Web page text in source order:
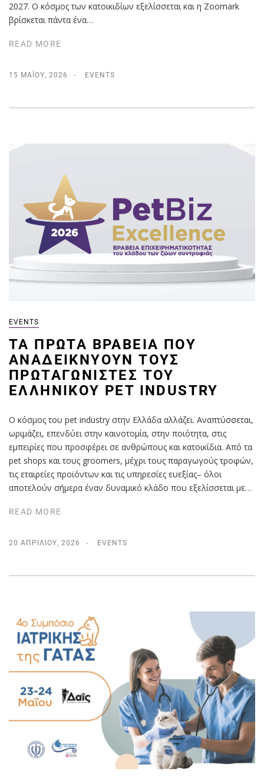
2027. Ο κόσμος των κατοικιδίων εξελίσσεται και η Zoomark
βρίσκεται πάντα ένα…
READ MORE
15 ΜΑΪ́ΟΥ, 2026 EVENTS
EVENTS
ΤΑ ΠΡΏΤΑ ΒΡΑΒΕΊΑ ΠΟΥ
ΑΝΑΔΕΙΚΝΎΟΥΝ ΤΟΥΣ
ΠΡΩΤΑΓΩΝΙΣΤΈΣ ΤΟΥ
ΕΛΛΗΝΙΚΟΎ PET INDUSTRY
Ο κόσμος του pet industry στην Ελλάδα αλλάζει. Αναπτύσσεται,
ωριμάζει, επενδύει στην καινοτομία, στην ποιότητα, στις
εμπειρίες που προσφέρει σε ανθρώπους και κατοικίδια. Από τα
pet shops και τους groomers, μέχρι τους παραγωγούς τροφών,
τις εταιρείες προϊόντων και τις υπηρεσίες ευεξίας– όλοι
αποτελούν σήμερα έναν δυναμικό κλάδο που εξελίσσεται με…
READ MORE
20 ΑΠΡΙΛΊΟΥ, 2026 EVENTS